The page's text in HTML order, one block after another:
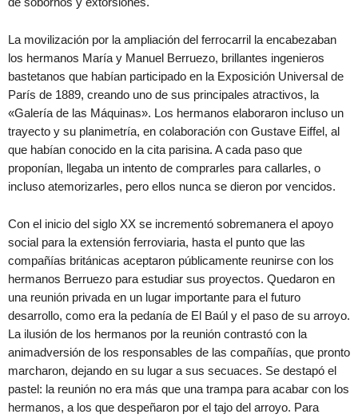
La movilización por la ampliación del ferrocarril la encabezaban
los hermanos María y Manuel Berruezo, brillantes ingenieros
bastetanos que habían participado en la Exposición Universal de
París de 1889, creando uno de sus principales atractivos, la
«Galería de las Máquinas». Los hermanos elaboraron incluso un
trayecto y su planimetría, en colaboración con Gustave Eiffel, al
que habían conocido en la cita parisina. A cada paso que
proponían, llegaba un intento de comprarles para callarles, o
incluso atemorizarles, pero ellos nunca se dieron por vencidos.
Con el inicio del siglo XX se incrementó sobremanera el apoyo
social para la extensión ferroviaria, hasta el punto que las
compañías británicas aceptaron públicamente reunirse con los
hermanos Berruezo para estudiar sus proyectos. Quedaron en
una reunión privada en un lugar importante para el futuro
desarrollo, como era la pedanía de El Baúl y el paso de su arroyo.
La ilusión de los hermanos por la reunión contrastó con la
animadversión de los responsables de las compañías, que pronto
marcharon, dejando en su lugar a sus secuaces. Se destapó el
pastel: la reunión no era más que una trampa para acabar con los
hermanos, a los que despeñaron por el tajo del arroyo. Para